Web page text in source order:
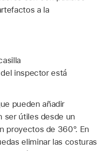
a la
inspector está
pueden añadir
ser útiles desde un
proyectos de 360°. En
eliminar las costuras